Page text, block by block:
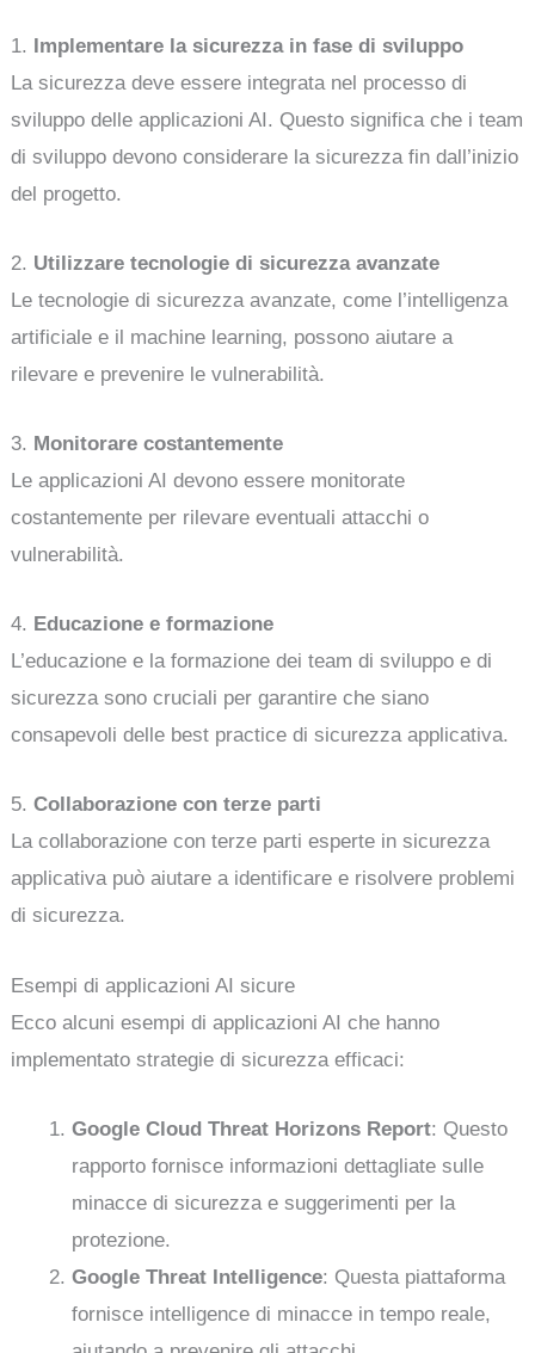
1. Implementare la sicurezza in fase di sviluppo
La sicurezza deve essere integrata nel processo di
sviluppo delle applicazioni AI. Questo significa che i team
di sviluppo devono considerare la sicurezza fin dall’inizio
del progetto.
2. Utilizzare tecnologie di sicurezza avanzate
Le tecnologie di sicurezza avanzate, come l’intelligenza
artificiale e il machine learning, possono aiutare a
rilevare e prevenire le vulnerabilità.
3. Monitorare costantemente
Le applicazioni AI devono essere monitorate
costantemente per rilevare eventuali attacchi o
vulnerabilità.
4. Educazione e formazione
L’educazione e la formazione dei team di sviluppo e di
sicurezza sono cruciali per garantire che siano
consapevoli delle best practice di sicurezza applicativa.
5.Collaborazione con terze parti
La collaborazione con terze parti esperte in sicurezza
applicativa può aiutare a identificare e risolvere problemi
di sicurezza.
Esempi di applicazioni AI sicure
Ecco alcuni esempi di applicazioni AI che hanno
implementato strategie di sicurezza efficaci:
Google Cloud Threat Horizons Report: Questo
rapporto fornisce informazioni dettagliate sulle
minacce di sicurezza e suggerimenti per la
protezione.
Google Threat Intelligence: Questa piattaforma
fornisce intelligence di minacce in tempo reale,